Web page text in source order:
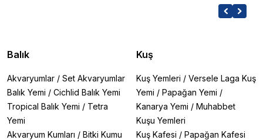
Balık
Akvaryumlar / Set Akvaryumlar
Balık Yemi / Cichlid Balık Yemi
Tropical Balık Yemi / Tetra
Yemi
Akvaryum Kumları / Bitki Kumu
Kuş
Kuş Yemleri / Versele Laga Kuş
Yemi / Papağan Yemi /
Kanarya Yemi / Muhabbet
Kuşu Yemleri
Kuş Kafesi / Papağan Kafesi